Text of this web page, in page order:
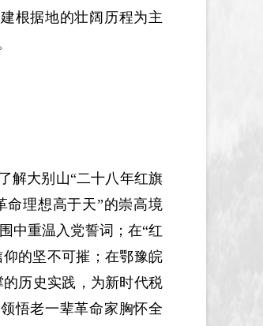
根据地的壮阔历程为主
解大别山“二十八年红旗
命理想高于天”的崇高境
中重温入党誓词；在“红
的坚不可摧；在鄂豫皖
历史实践，为新时代税
悟老一辈革命家胸怀全